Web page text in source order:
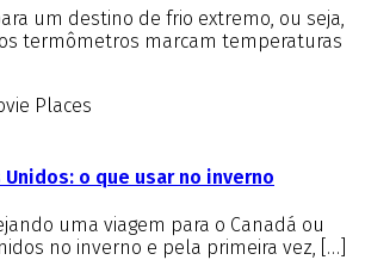
um destino de frio extremo, ou seja,
termômetros marcam temperaturas
Places
Unidos: o que usar no inverno
uma viagem para o Canadá ou
no inverno e pela primeira vez, […]